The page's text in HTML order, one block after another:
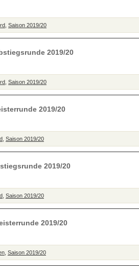
Saison 2019/20
2019/20
Saison 2019/20
2019/20
Saison 2019/20
2019/20
Saison 2019/20
2019/20
Saison 2019/20